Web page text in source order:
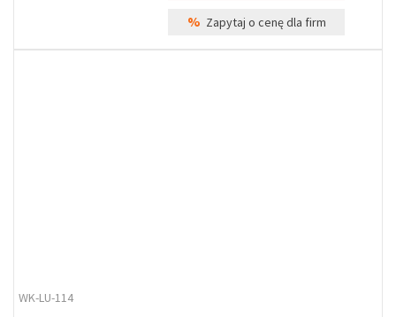
% Zapytaj o cenę dla firm
WK-LU-114